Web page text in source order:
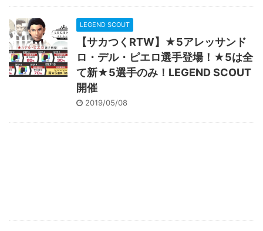
LEGEND SCOUT
【サカつくRTW】★5アレッサンド
ロ・デル・ピエロ選手登場！★5は全
て新★5選手のみ！LEGEND SCOUT
開催
2019/05/08